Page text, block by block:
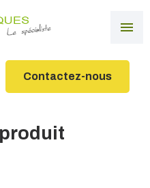
menu
Contactez-nous